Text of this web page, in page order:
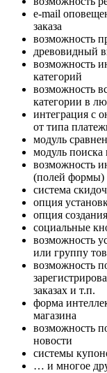
e-mail
заказа
возможность
древовидный
возможность
категорий
возможность
категории в
интеграция с
от типа
модуль
модуль поиска
возможность
(полей формы)
система
опция
опция
социальные
возможность
или группу
возможность
заказах и т.п.
форма
магазина
возможность
новости
системы
… и многое